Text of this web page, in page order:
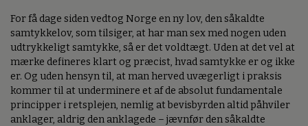
For få dage siden vedtog Norge en ny lov, den såkaldte
samtykkelov, som tilsiger, at har man sex med nogen uden
udtrykkeligt samtykke, så er det voldtægt. Uden at det vel at
mærke defineres klart og præcist, hvad samtykke er og ikke
er. Og uden hensyn til, at man herved uvægerligt i praksis
kommer til at underminere et af de absolut fundamentale
principper i retsplejen, nemlig at bevisbyrden altid påhviler
anklager, aldrig den anklagede – jævnfør den såkaldte